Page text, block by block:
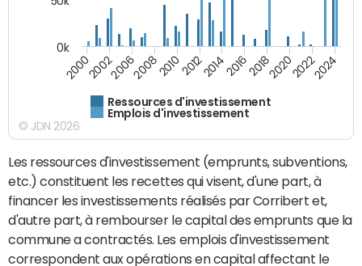
Ressources d'investissement
Emplois d'investissement
200020022006200820102012201420162018202020222024
0k
© JDN 2026
Les ressources d'investissement (emprunts, subventions,
etc.) constituent les recettes qui visent, d'une part, à
financer les investissements réalisés par Corribert et,
d'autre part, à rembourser le capital des emprunts que la
commune a contractés. Les emplois d'investissement
correspondent aux opérations en capital affectant le